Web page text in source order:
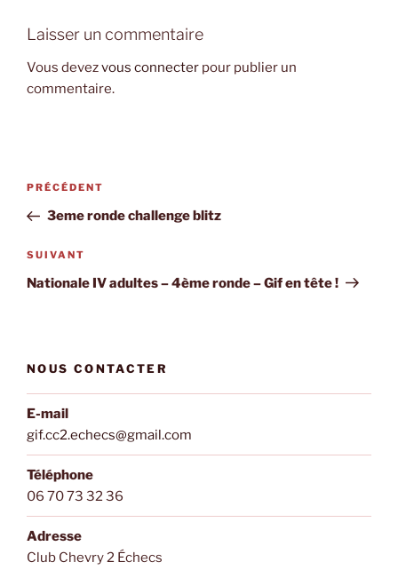
Laisser un commentaire
Vous devezvous connecter pour publier un
commentaire.
Navigation
l’article
Article
précédent
PRÉCÉDENT
3eme ronde challenge blitz
Article
suivant
SUIVANT
Nationale IV adultes – 4ème ronde – Gif en tête !
NOUS CONTACTER
E-mail
gif.cc2.echecs@gmail.com
Téléphone
06 70 73 32 36
Adresse
Club Chevry 2 Échecs